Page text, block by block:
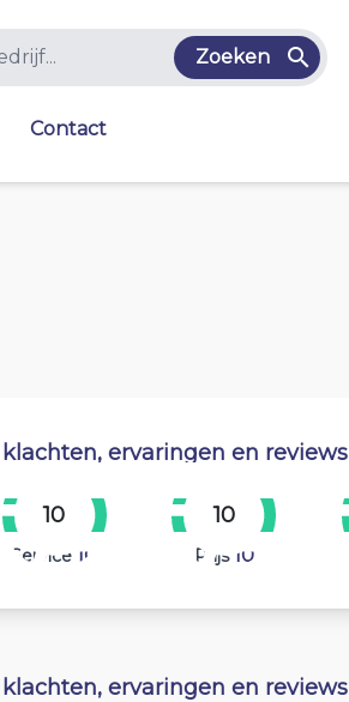
Zoeken
Contact
ervaringen en reviews
10
Service 10
10
Prijs 10
ervaringen en reviews